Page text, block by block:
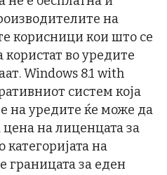
на
корисници кои што се
користат во уредите
Windows 8.1 with
систем која
на уредите ќе може да
цена на лиценцата за
на
границата за еден